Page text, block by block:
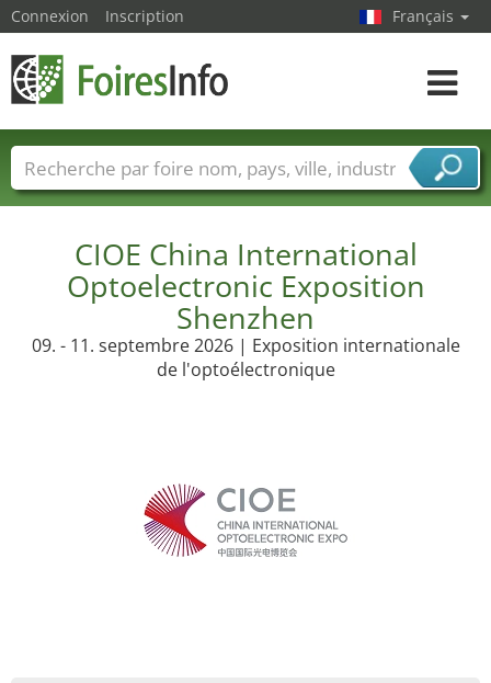
CIOE China International
Optoelectronic Exposition
Shenzhen
09. - 11. septembre 2026 | Exposition internationale
de l'optoélectronique
Connexion Inscription Français
Toggle
Foire noms Pays Villes
Secteurs de foire